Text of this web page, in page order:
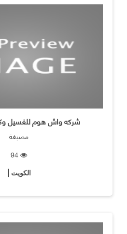
شركه واش هوم للغسيل
مصبغة
الكويت |